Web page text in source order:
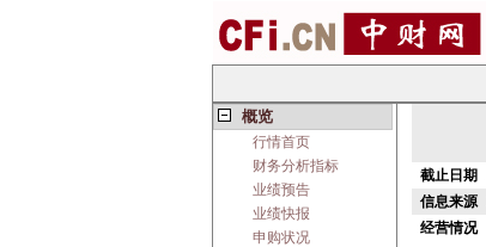
概览
行情首页
财务分析指标
业绩预告
业绩快报
申购状况
截止日期
信息来源
经营情况